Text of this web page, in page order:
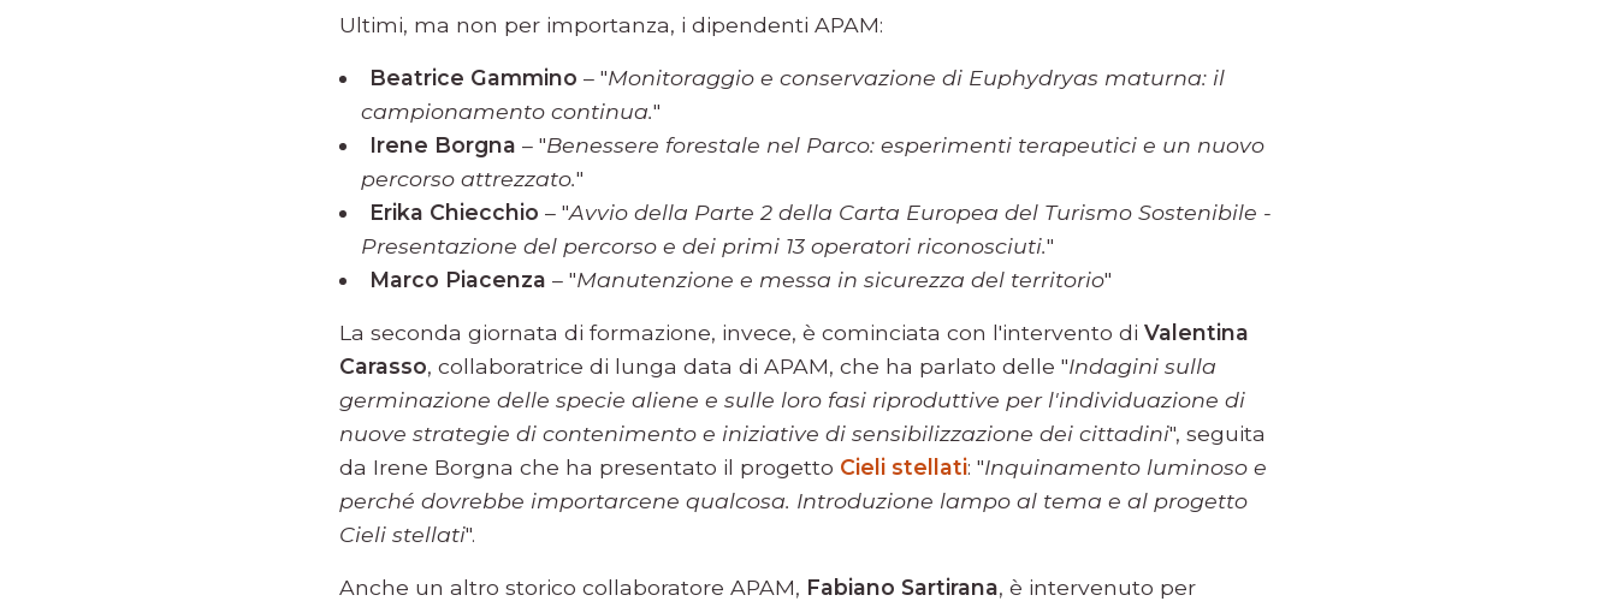
Ultimi, ma non per importanza, i dipendenti APAM:
Beatrice Gammino – "Monitoraggio e conservazione di Euphydryas maturna: il
campionamento continua."
Irene Borgna – "Benessere forestale nel Parco: esperimenti terapeutici e un nuovo
percorso attrezzato."
Erika Chiecchio – "Avvio della Parte 2 della Carta Europea del Turismo Sostenibile -
Presentazione del percorso e dei primi 13 operatori riconosciuti."
Marco Piacenza – "Manutenzione e messa in sicurezza del territorio"
La seconda giornata di formazione, invece, è cominciata con l'intervento di Valentina
Carasso, collaboratrice di lunga data di APAM, che ha parlato delle "Indagini sulla
germinazione delle specie aliene e sulle loro fasi riproduttive per l'individuazione di
nuove strategie di contenimento e iniziative di sensibilizzazione dei cittadini", seguita
da Irene Borgna che ha presentato il progetto Cieli stellati: "Inquinamento luminoso e
perché dovrebbe importarcene qualcosa. Introduzione lampo al tema e al progetto
Cieli stellati".
Anche un altro storico collaboratore APAM, Fabiano Sartirana, è intervenuto per